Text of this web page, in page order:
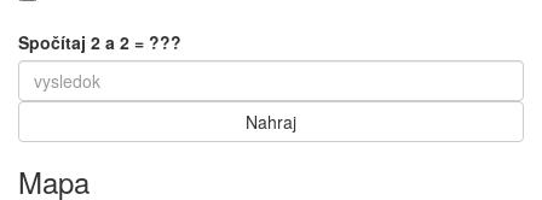
Spočítaj 2 a 2 = ???
Mapa